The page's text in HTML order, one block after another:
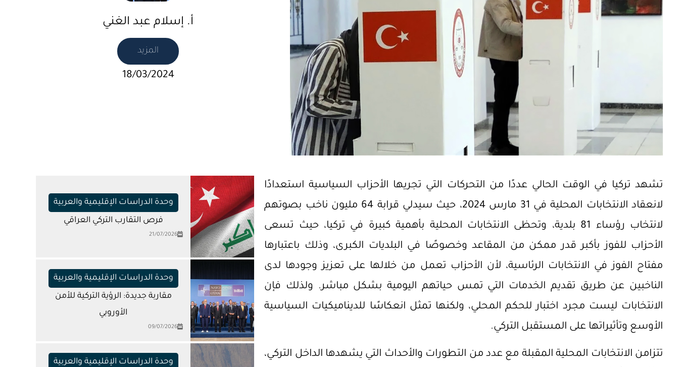
أ. إسلام عبد الغني
المزيد
18/03/2024
تشهد تركيا في الوقت الحالي عددًا من التحركات التي تجريها الأحزاب السياسية استعدادًا
لانعقاد الانتخابات المحلية في 31 مارس 2024، حيث سيدلي قرابة 64 مليون ناخب بصوتهم
لانتخاب رؤساء 81 بلدية، وتحظى الانتخابات المحلية بأهمية كبيرة في تركيا، حيث تسعى
الأحزاب للفوز بأكبر قدر ممكن من المقاعد وخصوصًا في البلديات الكبرى، وذلك باعتبارها
مفتاح الفوز في الانتخابات الرئاسية، لأن الأحزاب تعمل من خلالها على تعزيز وجودها لدى
الناخبين عن طريق تقديم الخدمات التي تمس حياتهم اليومية بشكل مباشر. ولذلك فإن
الانتخابات ليست مجرد اختبار للحكم المحلي، ولكنها تمثل انعكاسًا للديناميكيات السياسية
الأوسع وتأثيراتها على المستقبل التركي.
تتزامن الانتخابات المحلية المقبلة مع عدد من التطورات والأحداث التي يشهدها الداخل التركي،
وحدة الدراسات الإقليمية والعربية
فرص التقارب التركي العراقي
21/07/2026
وحدة الدراسات الإقليمية والعربية
مقاربة جديدة: الرؤية التركية للأمن
الأوروبي
09/07/2026
وحدة الدراسات الإقليمية والعربية